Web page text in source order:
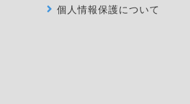
個人情報保護について